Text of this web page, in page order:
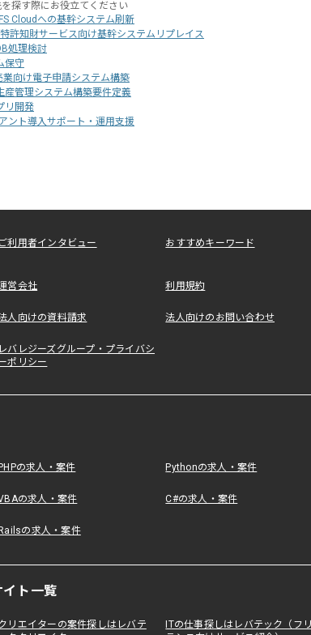
探す際にお役立てください
Cloudへの基幹システム刷新
許知財サービス向け基幹システムリプレイス
処理検討
保守
業向け電子申請システム構築
産管理システム構築要件定義
リ開発
ント導入サポート・運用支援
ご利用者インタビュー おすすめキーワード
営会社 利用規約
人向けの資料請求 法人向けのお問い合わせ
レバレジーズグループ・プライバシ
ポリシー
PHPの求人・案件 Pythonの求人・案件
の求人・案件 C#の求人・案件
Railsの求人・案件
イト一覧
リエイターの案件探しはレバテ
ITの仕事探しはレバテック（フ